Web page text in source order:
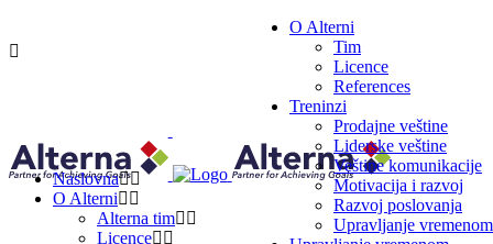
KONTAKT
O Alterni
Tim
Licence
References
Treninzi
Prodajne veštine
Liderske veštine
Veštine komunikacije
Motivacija i razvoj
Razvoj poslovanja
Upravljanje vremenom
Naslovna
O Alterni
Alterna tim
Licence